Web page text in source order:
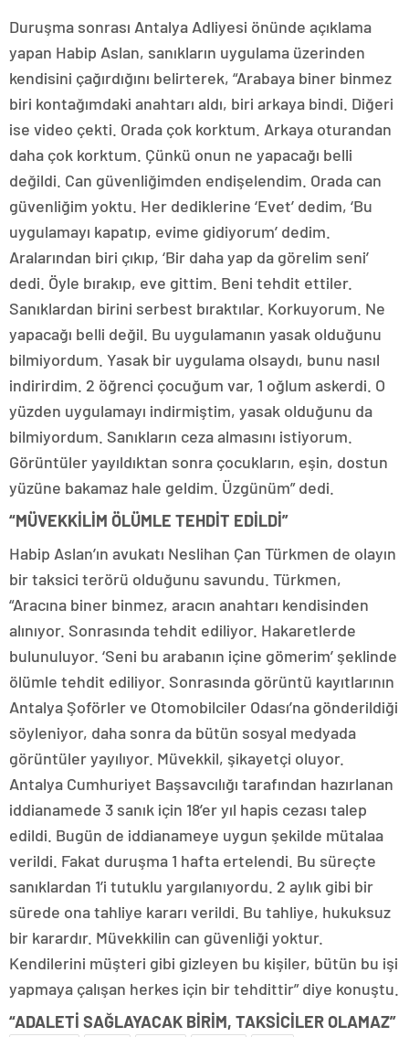
Duruşma sonrası Antalya Adliyesi önünde açıklama
yapan Habip Aslan, sanıkların uygulama üzerinden
kendisini çağırdığını belirterek, “Arabaya biner binmez
biri kontağımdaki anahtarı aldı, biri arkaya bindi. Diğeri
ise video çekti. Orada çok korktum. Arkaya oturandan
daha çok korktum. Çünkü onun ne yapacağı belli
değildi. Can güvenliğimden endişelendim. Orada can
güvenliğim yoktu. Her dediklerine ‘Evet’ dedim, ‘Bu
uygulamayı kapatıp, evime gidiyorum’ dedim.
Aralarından biri çıkıp, ‘Bir daha yap da görelim seni’
dedi. Öyle bırakıp, eve gittim. Beni tehdit ettiler.
Sanıklardan birini serbest bıraktılar. Korkuyorum. Ne
yapacağı belli değil. Bu uygulamanın yasak olduğunu
bilmiyordum. Yasak bir uygulama olsaydı, bunu nasıl
indirirdim. 2 öğrenci çocuğum var, 1 oğlum askerdi. O
yüzden uygulamayı indirmiştim, yasak olduğunu da
bilmiyordum. Sanıkların ceza almasını istiyorum.
Görüntüler yayıldıktan sonra çocukların, eşin, dostun
yüzüne bakamaz hale geldim. Üzgünüm” dedi.
“MÜVEKKİLİM ÖLÜMLE TEHDİT EDİLDİ”
Habip Aslan’ın avukatı Neslihan Çan Türkmen de olayın
bir taksici terörü olduğunu savundu. Türkmen,
“Aracına biner binmez, aracın anahtarı kendisinden
alınıyor. Sonrasında tehdit ediliyor. Hakaretlerde
bulunuluyor. ‘Seni bu arabanın içine gömerim’ şeklinde
ölümle tehdit ediliyor. Sonrasında görüntü kayıtlarının
Antalya Şoförler ve Otomobilciler Odası’na gönderildiği
söyleniyor, daha sonra da bütün sosyal medyada
görüntüler yayılıyor. Müvekkil, şikayetçi oluyor.
Antalya Cumhuriyet Başsavcılığı tarafından hazırlanan
iddianamede 3 sanık için 18’er yıl hapis cezası talep
edildi. Bugün de iddianameye uygun şekilde mütalaa
verildi. Fakat duruşma 1 hafta ertelendi. Bu süreçte
sanıklardan 1’i tutuklu yargılanıyordu. 2 aylık gibi bir
sürede ona tahliye kararı verildi. Bu tahliye, hukuksuz
bir karardır. Müvekkilin can güvenliği yoktur.
Kendilerini müşteri gibi gizleyen bu kişiler, bütün bu işi
yapmaya çalışan herkes için bir tehdittir” diye konuştu.
“ADALETİ SAĞLAYACAK BİRİM, TAKSİCİLER OLAMAZ”